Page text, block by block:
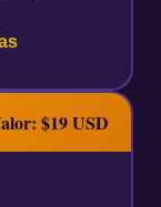
$19 USD